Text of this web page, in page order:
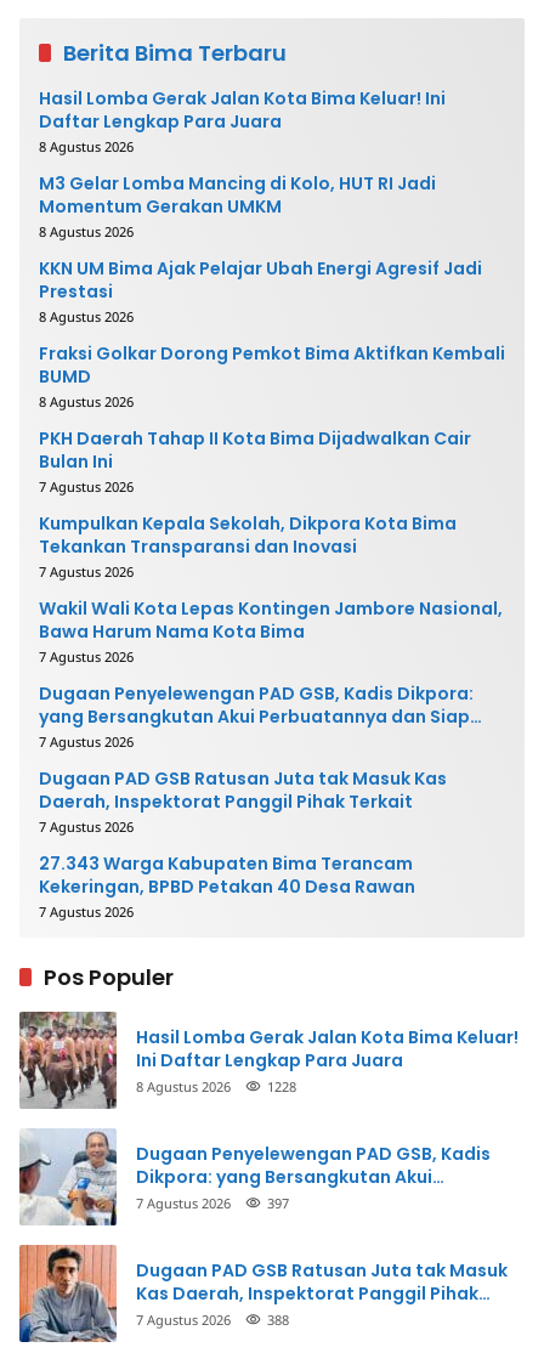
Berita Bima Terbaru
Hasil Lomba Gerak Jalan Kota Bima Keluar! Ini
Daftar Lengkap Para Juara
8 Agustus 2026
M3 Gelar Lomba Mancing di Kolo, HUT RI Jadi
Momentum Gerakan UMKM
8 Agustus 2026
KKN UM Bima Ajak Pelajar Ubah Energi Agresif Jadi
Prestasi
8 Agustus 2026
Fraksi Golkar Dorong Pemkot Bima Aktifkan Kembali
BUMD
8 Agustus 2026
PKH Daerah Tahap II Kota Bima Dijadwalkan Cair
Bulan Ini
7 Agustus 2026
Kumpulkan Kepala Sekolah, Dikpora Kota Bima
Tekankan Transparansi dan Inovasi
7 Agustus 2026
Wakil Wali Kota Lepas Kontingen Jambore Nasional,
Bawa Harum Nama Kota Bima
7 Agustus 2026
Dugaan Penyelewengan PAD GSB, Kadis Dikpora:
yang Bersangkutan Akui Perbuatannya dan Siap
Mengembalikan Uang
7 Agustus 2026
Dugaan PAD GSB Ratusan Juta tak Masuk Kas
Daerah, Inspektorat Panggil Pihak Terkait
7 Agustus 2026
27.343 Warga Kabupaten Bima Terancam
Kekeringan, BPBD Petakan 40 Desa Rawan
7 Agustus 2026
Pos Populer
Hasil Lomba Gerak Jalan Kota Bima Keluar!
Ini Daftar Lengkap Para Juara
8 Agustus 2026 1228
Dugaan Penyelewengan PAD GSB, Kadis
Dikpora: yang Bersangkutan Akui
Perbuatannya dan Siap Mengembalikan
7 Agustus 2026 397
Dugaan PAD GSB Ratusan Juta tak Masuk
Kas Daerah, Inspektorat Panggil Pihak
Terkait
7 Agustus 2026 388